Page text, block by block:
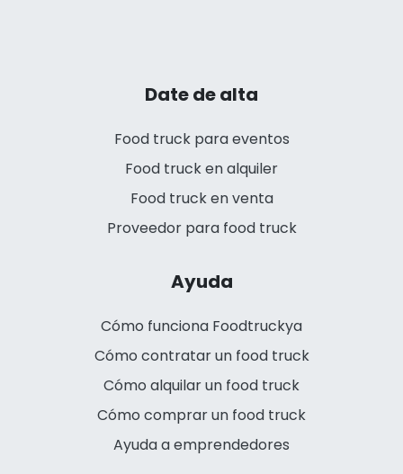
Date de alta
Food truck para eventos
Food truck en alquiler
Food truck en venta
Proveedor para food truck
Ayuda
Cómo funciona Foodtruckya
Cómo contratar un food truck
Cómo alquilar un food truck
Cómo comprar un food truck
Ayuda a emprendedores